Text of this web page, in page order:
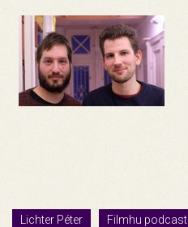
Lichter Péter Filmhu podcast